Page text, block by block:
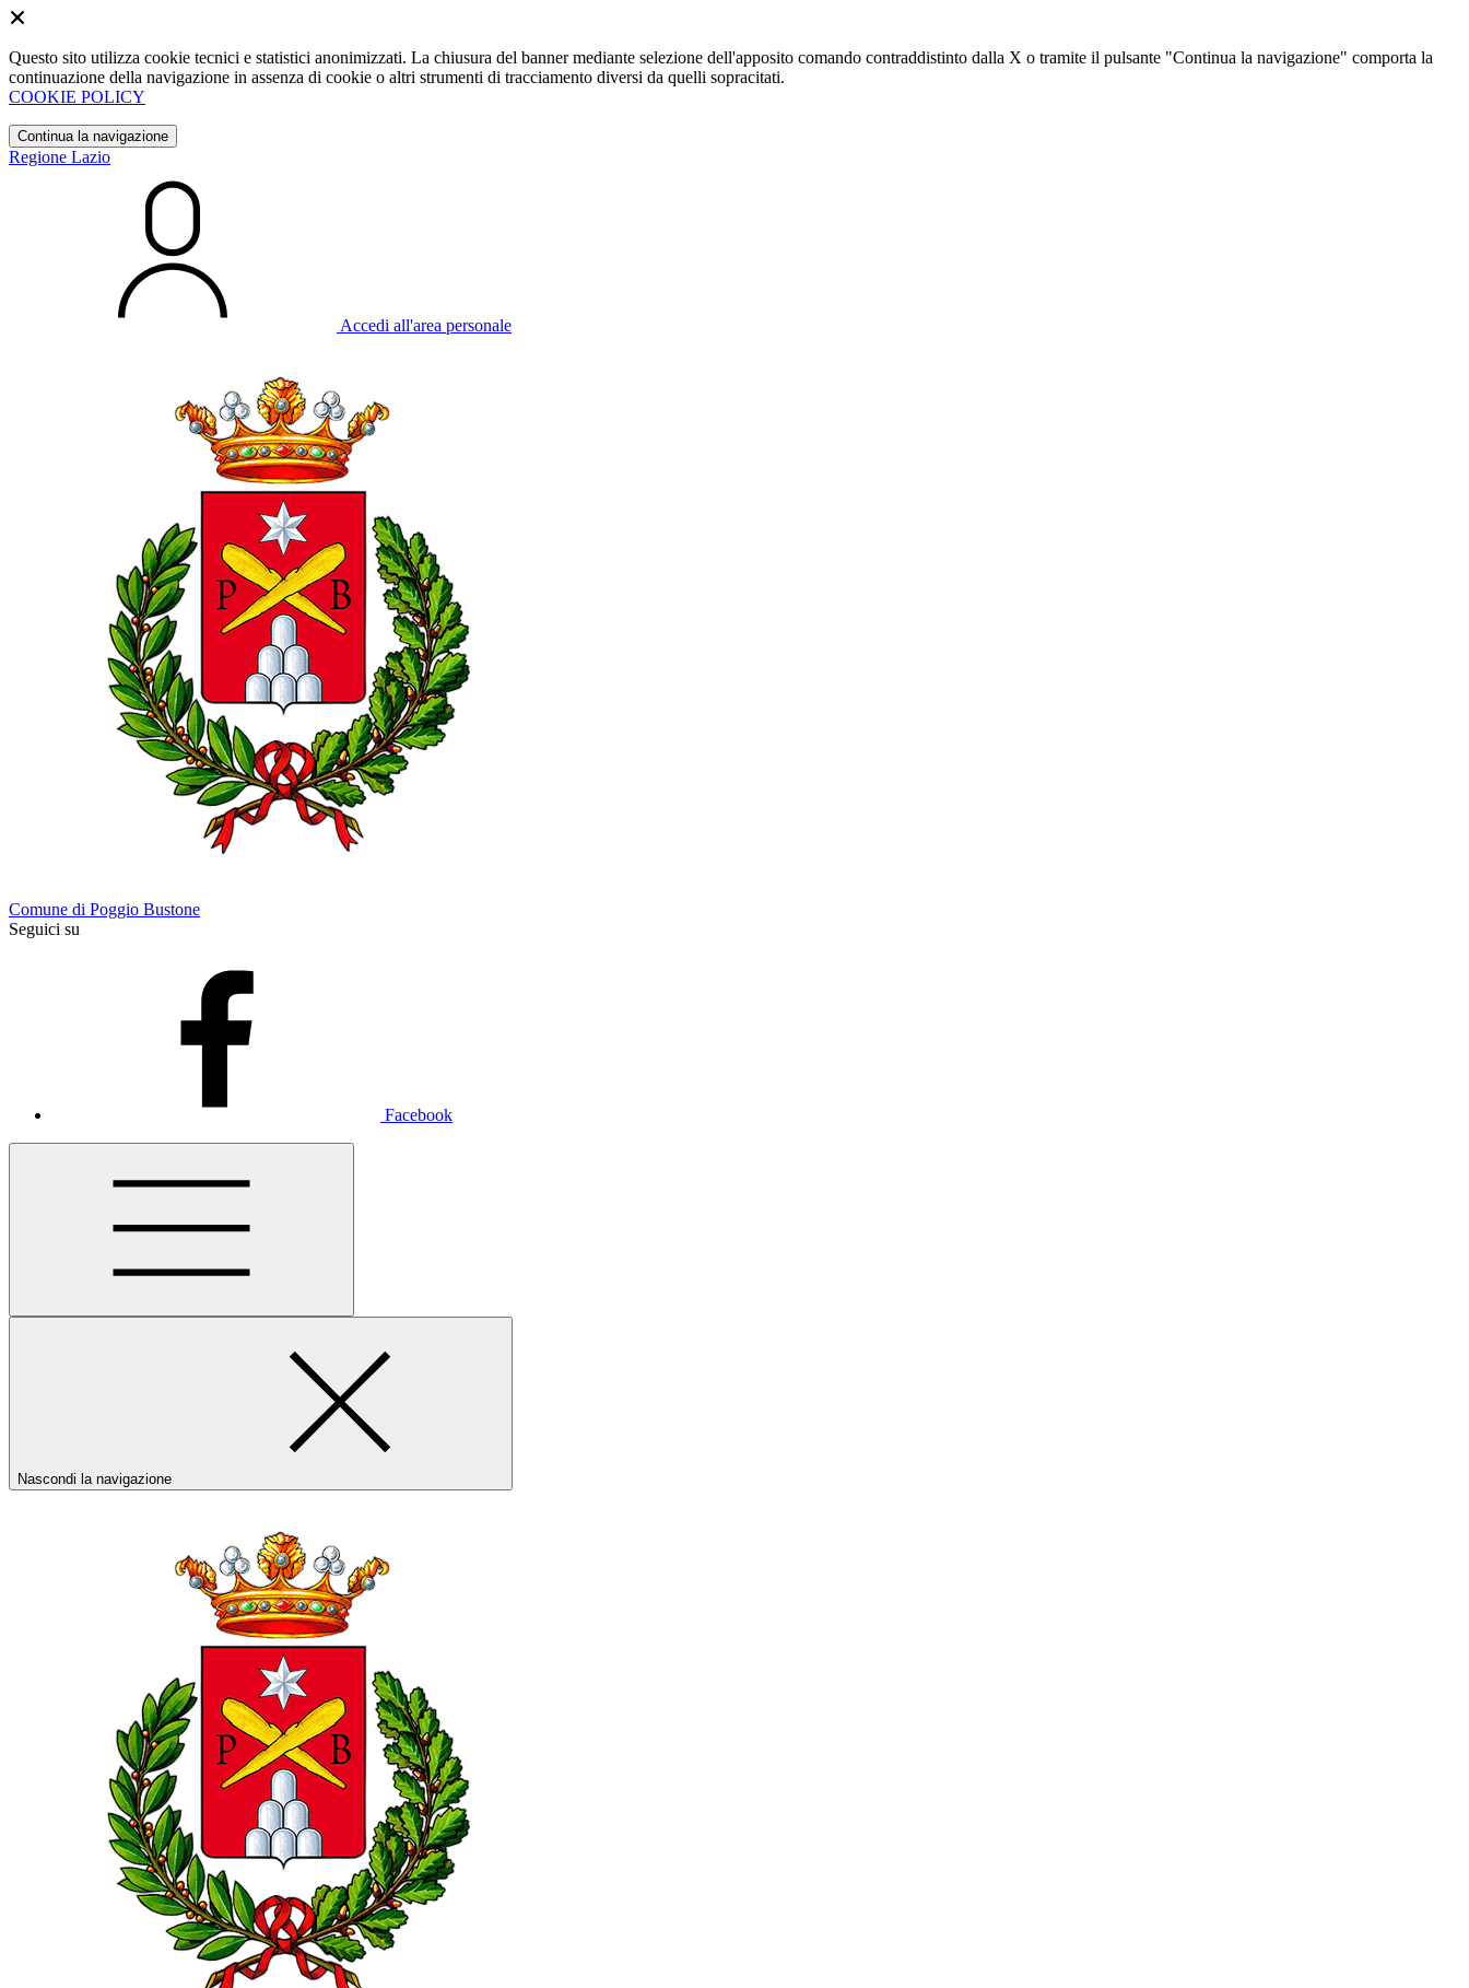
Questo sito utilizza cookie tecnici e statistici anonimizzati. La chiusura del banner mediante selezione dell'apposito comando contraddistinto dalla X o tramite il pulsante "Continua la navigazione" comporta la
continuazione della navigazione in assenza di cookie o altri strumenti di tracciamento diversi da quelli sopracitati.
COOKIE POLICY
Continua la navigazione
Regione Lazio
Accedi all'area personale
Comune di Poggio Bustone
Seguici su
Facebook
Nascondi la navigazione